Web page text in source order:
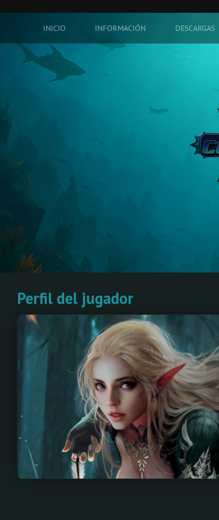
INICIO INFORMACIÓN DESCARGAS
Perfil del jugador